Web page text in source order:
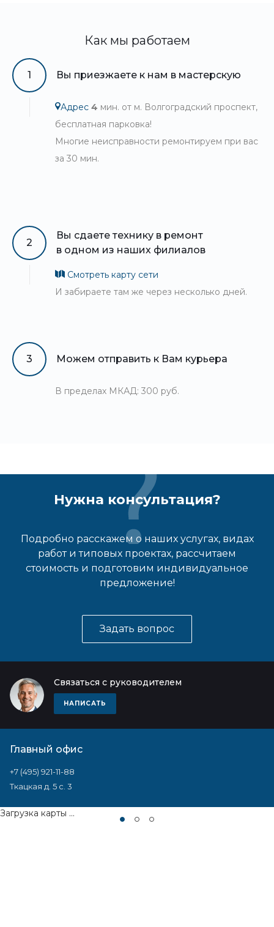
Как мы работаем
1 Вы приезжаете к нам в мастерскую
Адрес 4 мин. от м. Волгоградский проспект,
бесплатная парковка!
Многие неисправности ремонтируем при вас
за 30 мин.
2
Вы сдаете технику в ремонт
в одном из наших филиалов
Смотреть карту сети
И забираете там же через несколько дней.
3 Можем отправить к Вам курьера
В пределах МКАД: 300 руб.
Нужна консультация?
Подробно расскажем о наших услугах, видах
работ и типовых проектах, рассчитаем
стоимость и подготовим индивидуальное
предложение!
Задать вопрос
Связаться с руководителем
НАПИСАТЬ
Главный офис
+7 (495) 921-11-88
Ткацкая д. 5 с. 3
Загрузка карты ...